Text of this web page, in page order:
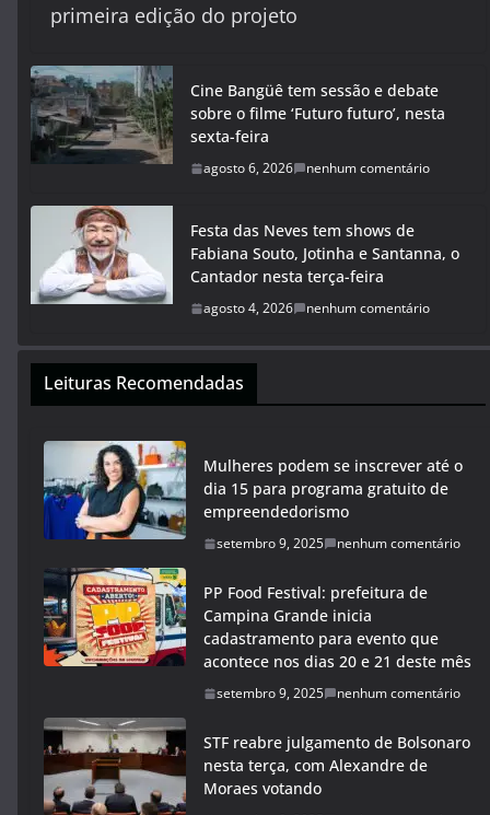
primeira edição do projeto
Cine Bangüê tem sessão e debate
sobre o filme ‘Futuro futuro’, nesta
sexta-feira
agosto 6, 2026 nenhum comentário
Festa das Neves tem shows de
Fabiana Souto, Jotinha e Santanna, o
Cantador nesta terça-feira
agosto 4, 2026 nenhum comentário
Leituras Recomendadas
Mulheres podem se inscrever até o
dia 15 para programa gratuito de
empreendedorismo
setembro 9, 2025 nenhum comentário
PP Food Festival: prefeitura de
Campina Grande inicia
cadastramento para evento que
acontece nos dias 20 e 21 deste mês
setembro 9, 2025 nenhum comentário
STF reabre julgamento de Bolsonaro
nesta terça, com Alexandre de
Moraes votando